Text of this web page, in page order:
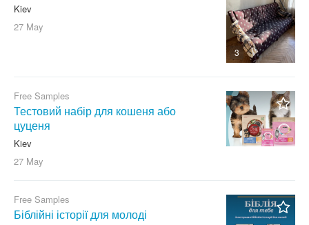
3
Kiev
27 May
Free Samples
Тестовий набір для кошеня або
цуценя
Kiev
27 May
Free Samples
Біблійні історії для молоді